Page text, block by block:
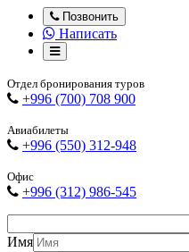
Позвонить
Написать
Отдел бронирования туров
+996 (700) 708 900
Авиабилеты
+996 (550) 312-948
Офис
+996 (312) 986-545
Имя